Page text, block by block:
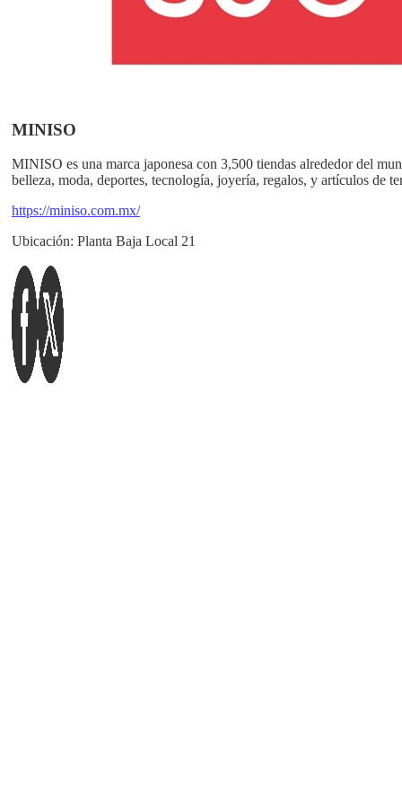
MINISO
MINISO es una marca japonesa con 3,500 tiendas alrededor del
belleza, moda, deportes, tecnología, joyería, regalos, y artículos de
https://miniso.com.mx/
Ubicación: Planta Baja Local 21